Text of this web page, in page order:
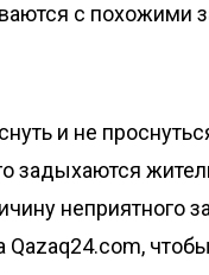
с похожими
и не
задыхаются
неприятного
Qazaq24.com,